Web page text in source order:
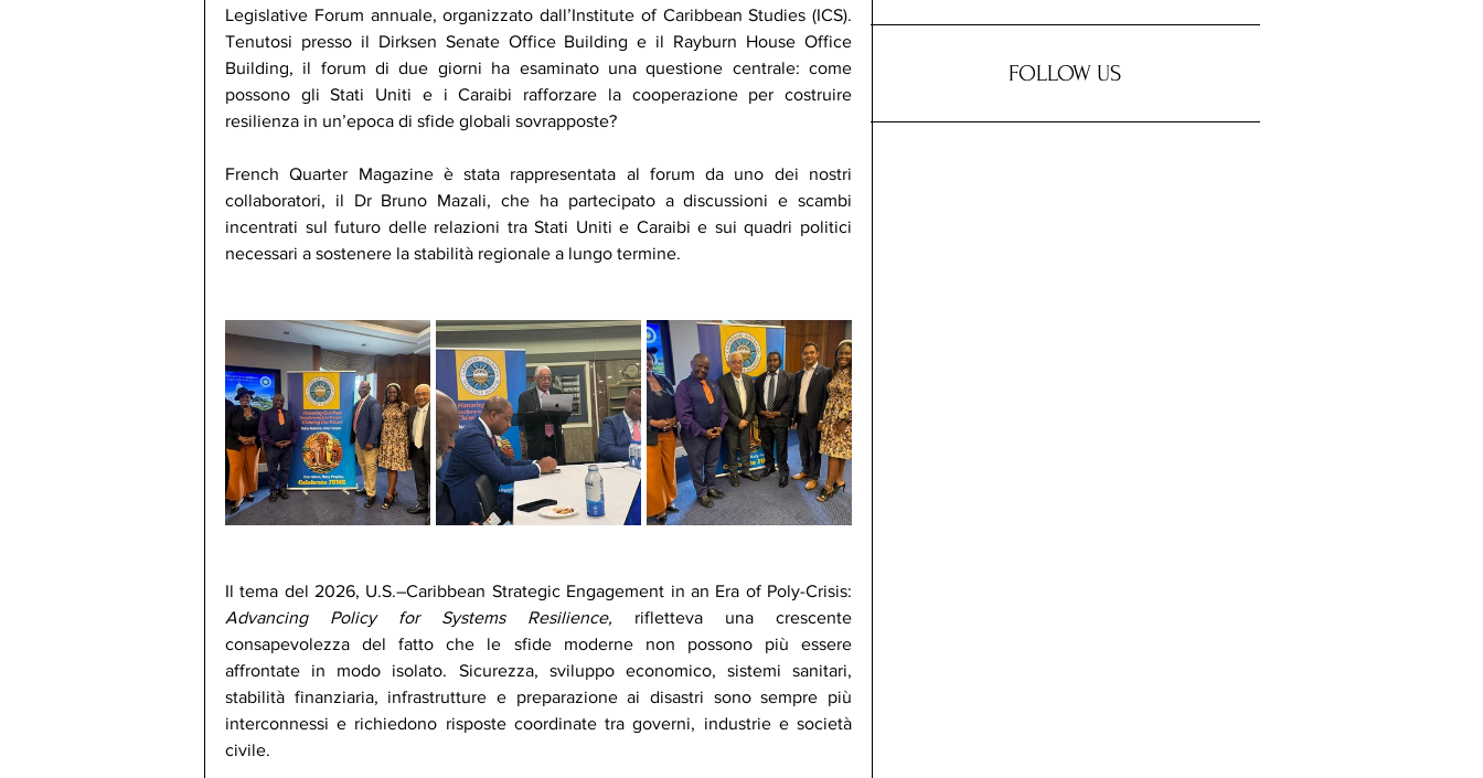
Legislative Forum annuale, organizzato dall’Institute of Caribbean Studies (ICS).
Tenutosi presso il Dirksen Senate Office Building e il Rayburn House Office
Building, il forum di due giorni ha esaminato una questione centrale: come
possono gli Stati Uniti e i Caraibi rafforzare la cooperazione per costruire
resilienza in un’epoca di sfide globali sovrapposte?
French Quarter Magazine è stata rappresentata al forum da uno dei nostri
collaboratori, il Dr Bruno Mazali, che ha partecipato a discussioni e scambi
incentrati sul futuro delle relazioni tra Stati Uniti e Caraibi e sui quadri politici
necessari a sostenere la stabilità regionale a lungo termine.
Advancing Policy for Systems Resilience, rifletteva una crescente
consapevolezza del fatto che le sfide moderne non possono più essere
affrontate in modo isolato. Sicurezza, sviluppo economico, sistemi sanitari,
stabilità finanziaria, infrastrutture e preparazione ai disastri sono sempre più
interconnessi e richiedono risposte coordinate tra governi, industrie e società
civile.
FOLLOW US